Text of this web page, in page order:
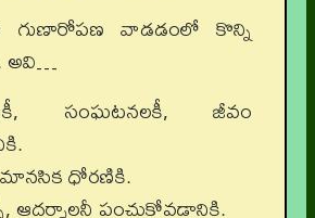
వాడడంలో కొన్ని
అవి…
సంఘటనలకీ, జీవం
ధోరణికి.
ఆదర్శాలనీ పంచుకోవడానికి.